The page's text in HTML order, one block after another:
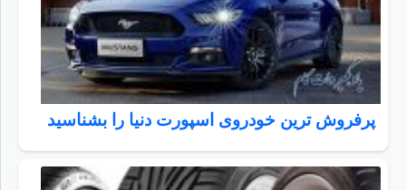
پرفروش ترین خودروی اسپورت دنیا را بشناسید